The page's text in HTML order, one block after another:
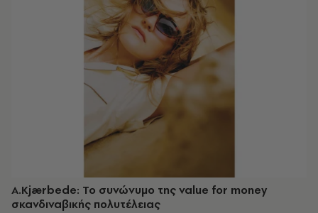
A.Kjærbede: Το συνώνυμο της value for money
σκανδιναβικής πολυτέλειας